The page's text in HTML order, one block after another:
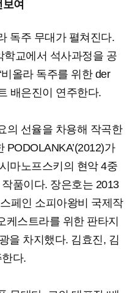
여
독주 무대가 펼쳐진다.
교에서 석사과정을 공
올라 독주를 위한 der
배은진이 연주한다.
의 선율을 차용해 작곡한
PODOLANKA’(2012)가
마노프스키의 현악 4중
품이다. 장은호는 2013
페인 소피아왕비 국제작
케스트라를 위한 판타지
을 차지했다. 김효진, 김
다.